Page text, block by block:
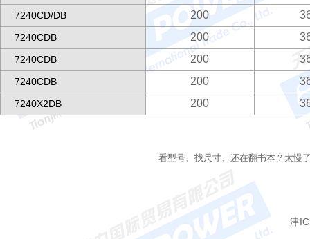
7240CD/DB 200
7240CDB 200
7240CDB 200
7240CDB 200
7240X2DB 200
看型号、找尺寸、还在翻书本？太慢
津